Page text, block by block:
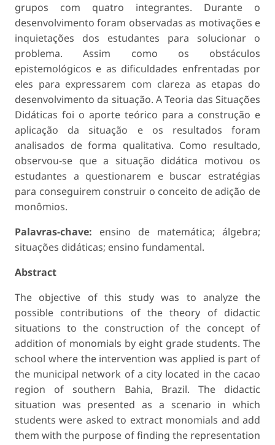
grupos com quatro integrantes. Durante o
desenvolvimento foram observadas as motivações e
inquietações dos estudantes para solucionar o
problema. Assim como os obstáculos
epistemológicos e as dificuldades enfrentadas por
eles para expressarem com clareza as etapas do
desenvolvimento da situação. A Teoria das Situações
Didáticas foi o aporte teórico para a construção e
aplicação da situação e os resultados foram
analisados de forma qualitativa. Como resultado,
observou-se que a situação didática motivou os
estudantes a questionarem e buscar estratégias
para conseguirem construir o conceito de adição de
monômios.
Palavras-chave: ensino de matemática; álgebra;
situações didáticas; ensino fundamental.
Abstract
The objective of this study was to analyze the
possible contributions of the theory of didactic
situations to the construction of the concept of
addition of monomials by eight grade students. The
school where the intervention was applied is part of
the municipal network of a city located in the cacao
region of southern Bahia, Brazil. The didactic
situation was presented as a scenario in which
students were asked to extract monomials and add
them with the purpose of finding the representation